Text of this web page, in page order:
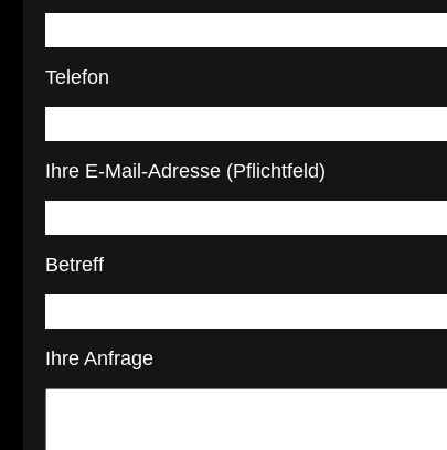
Telefon
Ihre E-Mail-Adresse (Pflichtfeld)
Betreff
Ihre Anfrage